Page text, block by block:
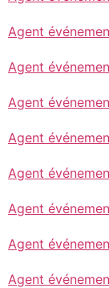
Agent
Agent
Agent
Agent
Agent
Agent
Agent
Agent